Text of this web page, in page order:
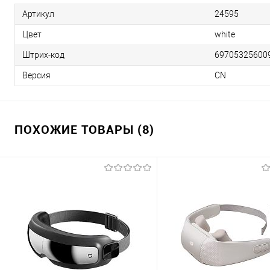
Артикул 24595
Цвет white
Штрих-код
Версия CN
ПОХОЖИЕ ТОВАРЫ (8)